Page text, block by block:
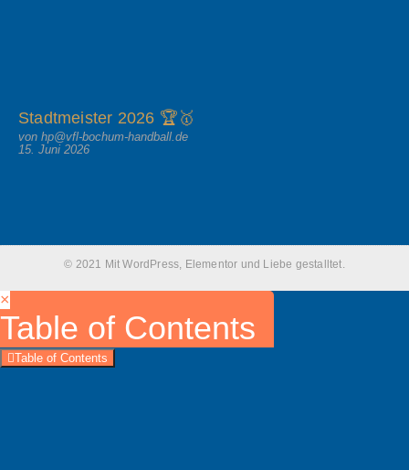
Stadtmeister 2026 🏆🥇
von hp@vfl-bochum-handball.de
15. Juni 2026
© 2021 Mit WordPress, Elementor und Liebe gestalltet.
×
Table of Contents
Table of Contents